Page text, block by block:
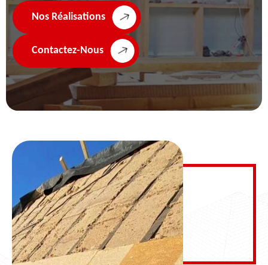
Nos Réalisations
Contactez-Nous